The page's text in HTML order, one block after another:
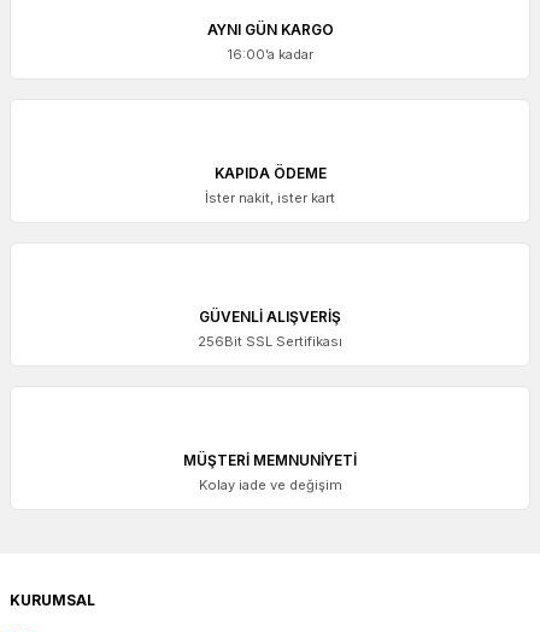
AYNI GÜN KARGO
16:00’a kadar
KAPIDA ÖDEME
İster nakit, ister kart
GÜVENLİ ALIŞVERİŞ
256Bit SSL Sertifikası
MÜŞTERİ MEMNUNİYETİ
Kolay iade ve değişim
KURUMSAL